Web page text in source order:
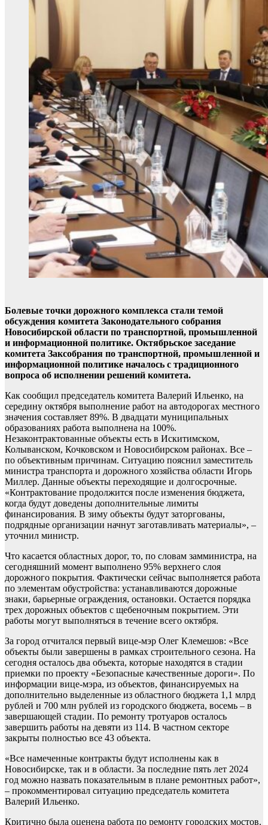
Болевые точки дорожного комплекса стали темой
обсуждения комитета Законодательного собрания
Новосибирской области по транспортной, промышленной
и информационной политике. Октябрьское заседание
комитета Заксобрания по транспортной, промышленной и
информационной политике началось с традиционного
вопроса об исполнении решений комитета.
Как сообщил председатель комитета Валерий Ильенко, на
середину октября выполнение работ на автодорогах местного
значения составляет 89%. В двадцати муниципальных
образованиях работа выполнена на 100%.
Незаконтрактованные объекты есть в Искитимском,
Колыванском, Кочковском и Новосибирском районах. Все –
по объективным причинам. Ситуацию пояснил заместитель
министра транспорта и дорожного хозяйства области Игорь
Миллер. Данные объекты переходящие и долгосрочные.
«Контрактование продолжится после изменения бюджета,
когда будут доведены дополнительные лимиты
финансирования. В зиму объекты будут заторгованы,
подрядные организации начнут заготавливать материалы», –
уточнил министр.
Что касается областных дорог, то, по словам замминистра, на
сегодняшний момент выполнено 95% верхнего слоя
дорожного покрытия. Фактически сейчас выполняется работа
по элементам обустройства: устанавливаются дорожные
знаки, барьерные ограждения, остановки. Остается порядка
трех дорожных объектов с щебеночным покрытием. Эти
работы могут выполняться в течение всего октября.
За город отчитался первый вице-мэр Олег Клемешов: «Все
объекты были завершены в рамках строительного сезона. На
сегодня осталось два объекта, которые находятся в стадии
приемки по проекту «Безопасные качественные дороги». По
информации вице-мэра, из объектов, финансируемых на
дополнительно выделенные из областного бюджета 1,1 млрд
рублей и 700 млн рублей из городского бюджета, восемь – в
завершающей стадии. По ремонту тротуаров осталось
завершить работы на девяти из 114. В частном секторе
закрыты полностью все 43 объекта.
«Все намеченные контракты будут исполнены как в
Новосибирске, так и в области. За последние пять лет 2024
год можно назвать показательным в плане ремонтных работ»,
– прокомментировал ситуацию председатель комитета
Валерий Ильенко.
Критично была оценена работа по ремонту городских мостов.